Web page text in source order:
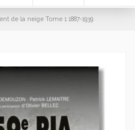
de la neige Tome 1 1887-1939